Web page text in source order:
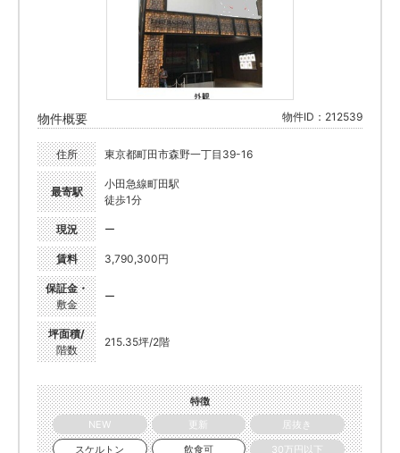
物件概要 物件ID：212539
住所 東京都町田市森野一丁目39-16
最寄駅
小田急線町田駅
徒歩1分
現況 ー
賃料 3,790,300円
保証金・
敷金
ー
坪面積/
階数
215.35坪/2階
特徴
NEW
更新
居抜き
スケルトン
飲食可
30万円以下